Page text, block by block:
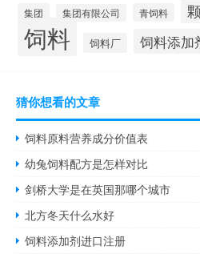
集团 集团有限公司 青饲料
饲料 饲料厂 饲料添加
猜你想看的文章
饲料原料营养成分价值表
幼兔饲料配方是怎样对比
剑桥大学是在英国那哪个城市
北方冬天什么水好
饲料添加剂进口注册